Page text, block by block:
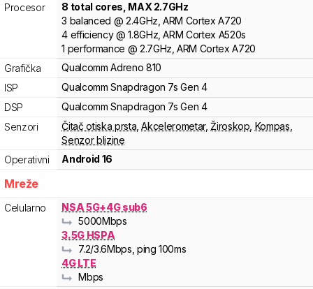
Procesor
8 total cores , MAX 2.7GHz
3 balanced @ 2.4GHz,ARM Cortex A720
4 efficiency @ 1.8GHz,ARM Cortex A520s
1 performance @ 2.7GHz,ARM Cortex A720
Grafička
Qualcomm Adreno 810
ISP
Qualcomm Snapdragon 7s Gen 4
DSP
Qualcomm Snapdragon 7s Gen 4
Senzori
Čitač otiska prsta ,Akcelerometar,Žiroskop Kompas
Senzor blizine
Operativni
Android 16
Mreže
Celularno
NSA 5G+4G sub6
5000Mbps
3.5G HSPA
7.2/3.6Mbps , ping 100ms
4G LTE
Mbps